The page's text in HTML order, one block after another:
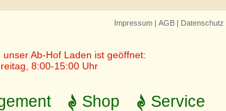
Impressum | AGB | Datenschutz
Ab-Hof Laden ist geöffnet:
8:00-15:00 Uhr
Shop Service